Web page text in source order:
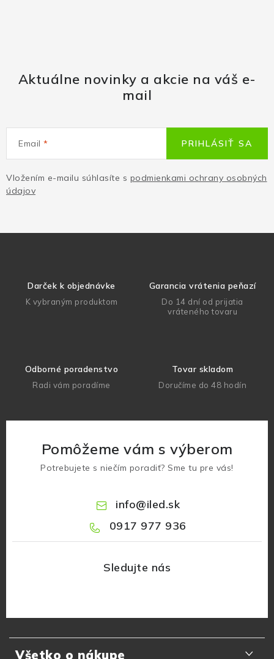
Aktuálne novinky a akcie na váš e-
mail
Email
Vložením e-mailu súhlasíte s podmienkami ochrany osobných
údajov
PRIHLÁSIŤ SA
Darček k objednávke
K vybraným produktom
Garancia vrátenia peňazí
Do 14 dní od prijatia
vráteného tovaru
Odborné poradenstvo
Radi vám poradíme
Tovar skladom
Doručíme do 48 hodín
Pomôžeme vám s výberom
Potrebujete s niečím poradiť? Sme tu pre vás!
info@iled.sk
0917 977 936
Všetko o nákupe